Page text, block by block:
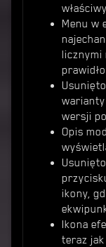
Menu w
licznymi
warianty
wersji
Opis
ikony,
Ikona
teraz jak